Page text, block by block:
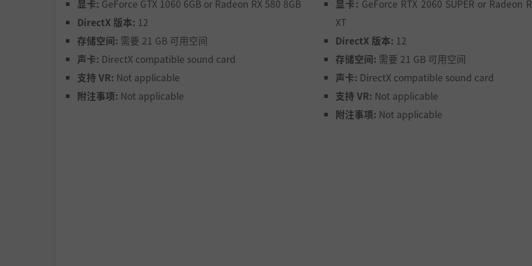
武器显卡: GeForce GTX 1060 6GB or Radeon RX 580 8GB
DirectX 版本: 12
存储空间: 需要 21 GB 可用空间
声卡: DirectX compatible sound card
支持 VR: Not applicable
附注事项: Not applicable
显卡: GeForce RTX 2060 SUPER or Radeon
XT
DirectX 版本: 12
存储空间: 需要 21 GB 可用空间
声卡: DirectX compatible sound card
支持 VR: Not applicable
附注事项: Not applicable